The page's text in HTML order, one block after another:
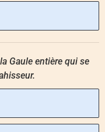
Gaule entière qui se